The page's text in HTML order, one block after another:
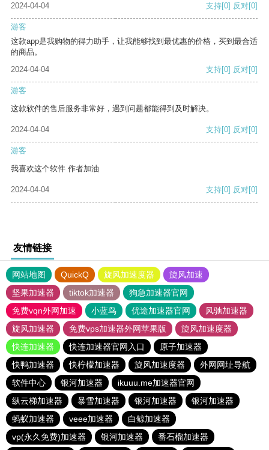
2024-04-04
支持[0] 反对[0]
游客
这款app是我购物的得力助手，让我能够找到最优惠的价格，买到最合适
的商品。
2024-04-04
支持[0] 反对[0]
游客
这款软件的售后服务非常好，遇到问题都能得到及时解决。
2024-04-04 支持[0] 反对[0]
游客
我喜欢这个软件 作者加油
2024-04-04 支持[0] 反对[0]
友情链接
网站地图 QuickQ 旋风加速度器
旋风加速
坚果加速器
tiktok加速器
狗急加速器官网
免费vqn外网加速
小蓝鸟 优途加速器官网
风驰加速器
旋风加速器
免费vps加速器外网苹果版
旋风加速度器
快连加速器
快连加速器官网入口
原子加速器
快鸭加速器
快柠檬加速器 旋风加速度器
外网网址导航
软件中心
银河加速器
ikuuu.me加速器官网
纵云梯加速器
暴雪加速器 银河加速器
银河加速器
蚂蚁加速器
veee加速器
白鲸加速器
vp(永久免费)加速器
银河加速器 番石榴加速器